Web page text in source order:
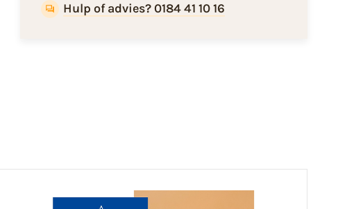
Hulp of advies? 0184 41 10 16